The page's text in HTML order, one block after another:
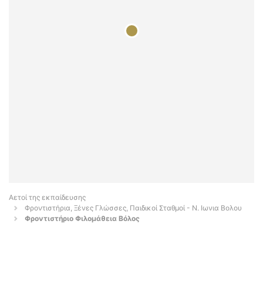
Αετοί της εκπαίδευσης
Φροντιστήρια, Ξένες Γλώσσες, Παιδικοί Σταθμοί - Ν. Ιωνια Βολου
Φροντιστήριο Φιλομάθεια Βόλος